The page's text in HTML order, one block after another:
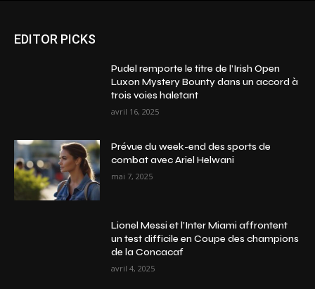
EDITOR PICKS
Pudel remporte le titre de l’Irish Open
Luxon Mystery Bounty dans un accord à
trois voies haletant
avril 16, 2025
Prévue du week-end des sports de
combat avec Ariel Helwani
mai 7, 2025
Lionel Messi et l’Inter Miami affrontent
un test difficile en Coupe des champions
de la Concacaf
avril 4, 2025